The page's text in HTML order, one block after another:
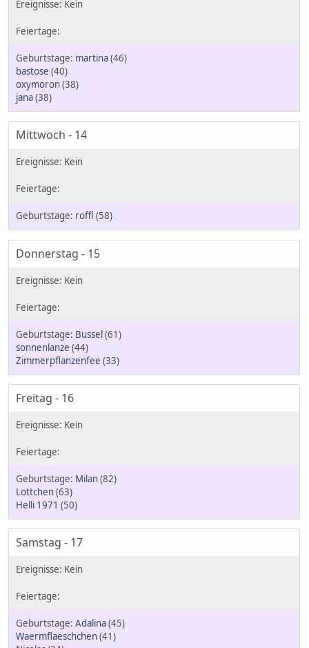
martina(46)
bastose (40)
oxymoron(38)
jana(38)
Mittwoch - 14
roffl (58)
Donnerstag - 15
Bussel(61)
sonnenlanze (44)
Zimmerpflanzenfee (33)
Freitag - 16
Milan(82)
Lottchen(63)
Helli 1971 (50)
Samstag - 17
Adalina(45)
Waermflaeschchen(41)